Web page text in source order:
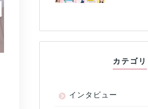
カテゴリ
インタビュー